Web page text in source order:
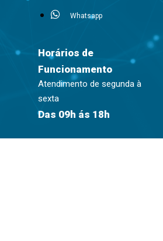
Whatsapp
Horários de
Funcionamento
Atendimento de segunda à
sexta
Das 09h ás 18h